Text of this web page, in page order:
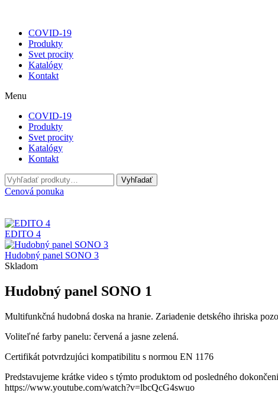
COVID-19
Produkty
Svet procity
Katalógy
Kontakt
Menu
COVID-19
Produkty
Svet procity
Katalógy
Kontakt
Hľadať:
Vyhľadať
Cenová ponuka
EDITO 4
Hudobný panel SONO 3
Skladom
Hudobný panel SONO 1
Multifunkčná hudobná doska na hranie. Zariadenie detského ihriska
Voliteľné farby panelu: červená a jasne zelená.
Certifikát potvrdzujúci kompatibilitu s normou EN 1176
Predstavujeme krátke video s týmto produktom od posledného
https://www.youtube.com/watch?v=lbcQcG4swuo